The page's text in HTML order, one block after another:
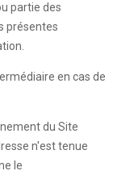
partie des
présentes
en cas de
du Site
n'est tenue
le